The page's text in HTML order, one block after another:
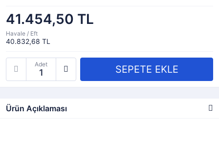
41.454,50 TL
Havale / Eft
40.832,68 TL
Adet
Ürün Açıklaması